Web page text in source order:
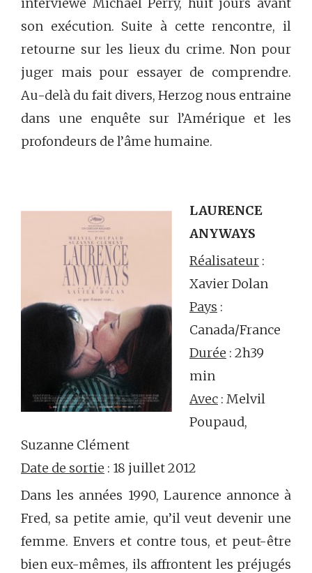
son exécution. Suite à cette rencontre, il
retourne sur les lieux du crime. Non pour
juger mais pour essayer de comprendre.
Au-delà du fait divers, Herzog nous entraine
dans une enquête sur l’Amérique et les
profondeurs de l’âme humaine.
LAURENCE
ANYWAYS
Réalisateur :
Xavier Dolan
Pays :
Canada/France
Durée : 2h39
min
Avec : Melvil
Poupaud,
Suzanne Clément
Date de sortie : 18 juillet 2012
Dans les années 1990, Laurence annonce à
Fred, sa petite amie, qu’il veut devenir une
femme. Envers et contre tous, et peut-être
bien eux-mêmes, ils affrontent les préjugés